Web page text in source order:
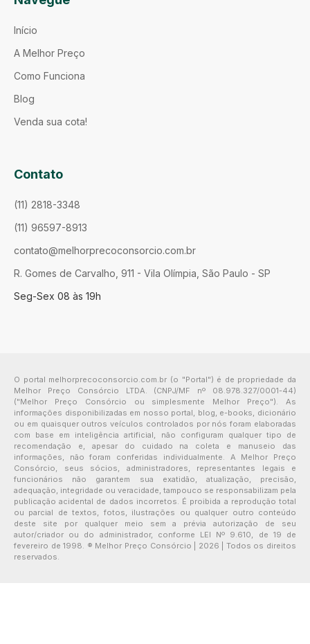
Início
A Melhor Preço
Como Funciona
Blog
Venda sua cota!
Contato
(11) 2818-3348
(11) 96597-8913
contato@melhorprecoconsorcio.com.br
R. Gomes de Carvalho, 911 - Vila Olímpia, São Paulo - SP
Seg-Sex 08 às 19h
O portal melhorprecoconsorcio.com.br (o "Portal") é de propriedade da
Melhor Preço Consórcio LTDA. (CNPJ/MF nº 08.978.327/0001-44)
("Melhor Preço Consórcio ou simplesmente Melhor Preço"). As
informações disponibilizadas em nosso portal, blog, e-books, dicionário
ou em quaisquer outros veículos controlados por nós foram elaboradas
com base em inteligência artificial, não configuram qualquer tipo de
recomendação e, apesar do cuidado na coleta e manuseio das
informações, não foram conferidas individualmente. A Melhor Preço
Consórcio, seus sócios, administradores, representantes legais e
funcionários não garantem sua exatidão, atualização, precisão,
adequação, integridade ou veracidade, tampouco se responsabilizam pela
publicação acidental de dados incorretos. É proibida a reprodução total
ou parcial de textos, fotos, ilustrações ou qualquer outro conteúdo
deste site por qualquer meio sem a prévia autorização de seu
autor/criador ou do administrador, conforme LEI Nº 9.610, de 19 de
fevereiro de 1998. ® Melhor Preço Consórcio | 2026 | Todos os direitos
reservados.